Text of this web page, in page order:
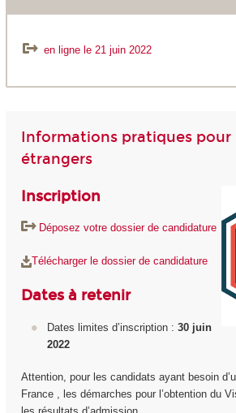
en ligne le 21 juin 2022
Informations pratiques pour
étrangers
Inscription
Déposez votre dossier de candidature
Télécharger le dossier de candidature
Dates à retenir
Dates limites d’inscription : 30 juin
2022
Attention, pour les candidats ayant besoin
France , les démarches pour l’obtention du